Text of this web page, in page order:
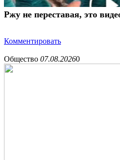
Ржу не переставая, это
Комментировать
Общество 07.08.20260